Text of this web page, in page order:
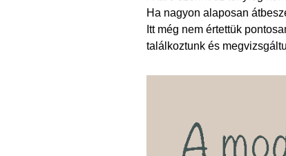
Ha nagyon alaposan
Itt még nem értettük
találkoztunk és